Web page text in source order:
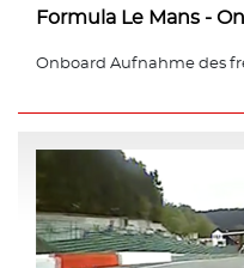
Formula Le Mans -
Onboard Aufnahme des